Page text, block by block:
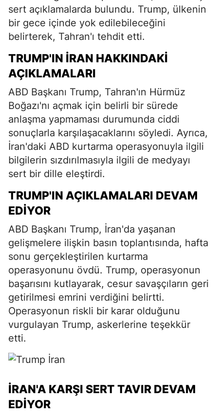
sert açıklamalarda bulundu. Trump, ülkenin
bir gece içinde yok edilebileceğini
belirterek, Tahran'ı tehdit etti.
TRUMP'IN İRAN HAKKINDAKI
AÇIKLAMALARI
ABD Başkanı Trump, Tahran'ın Hürmüz
Boğazı'nı açmak için belirli bir sürede
anlaşma yapmaması durumunda ciddi
sonuçlarla karşılaşacaklarını söyledi. Ayrıca,
İran'daki ABD kurtarma operasyonuyla ilgili
bilgilerin sızdırılmasıyla ilgili de medyayı
sert bir dille eleştirdi.
TRUMP'IN AÇIKLAMALARI DEVAM
EDIYOR
ABD Başkanı Trump, İran'da yaşanan
gelişmelere ilişkin basın toplantısında, hafta
sonu gerçekleştirilen kurtarma
operasyonunu övdü. Trump, operasyonun
başarısını kutlayarak, cesur savaşçıların geri
getirilmesi emrini verdiğini belirtti.
Operasyonun riskli bir karar olduğunu
vurgulayan Trump, askerlerine teşekkür
etti.
İRAN'A KARŞI SERT TAVIR DEVAM
EDIYOR